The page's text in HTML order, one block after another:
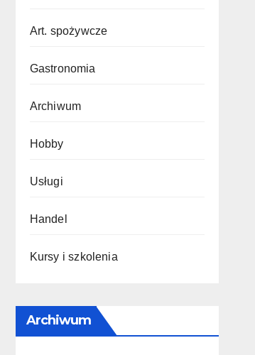
Art. spożywcze
Gastronomia
Archiwum
Hobby
Usługi
Handel
Kursy i szkolenia
Archiwum